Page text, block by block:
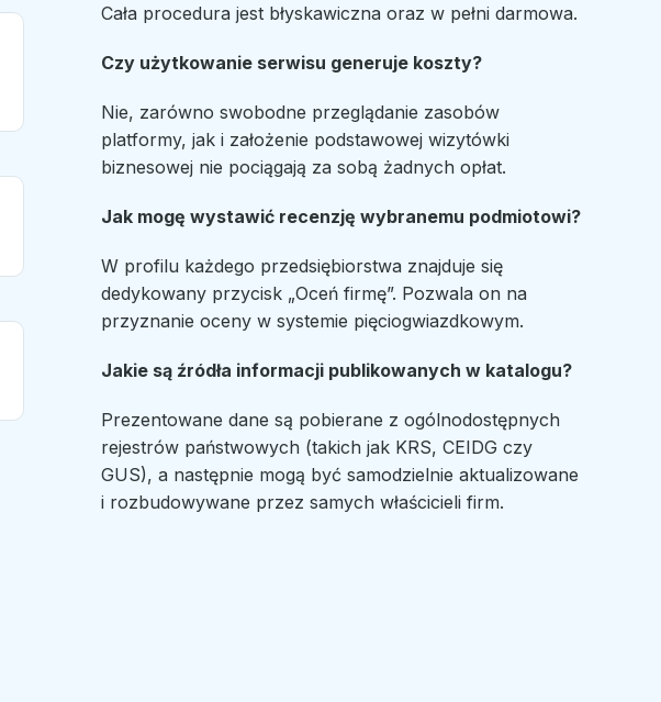
Cała procedura jest błyskawiczna oraz w pełni darmowa.
Czy użytkowanie serwisu generuje koszty?
Nie, zarówno swobodne przeglądanie zasobów
platformy, jak i założenie podstawowej wizytówki
biznesowej nie pociągają za sobą żadnych opłat.
Jak mogę wystawić recenzję wybranemu podmiotowi?
W profilu każdego przedsiębiorstwa znajduje się
dedykowany przycisk „Oceń firmę”. Pozwala on na
przyznanie oceny w systemie pięciogwiazdkowym.
Jakie są źródła informacji publikowanych w katalogu?
Prezentowane dane są pobierane z ogólnodostępnych
rejestrów państwowych (takich jak KRS, CEIDG czy
GUS), a następnie mogą być samodzielnie aktualizowane
i rozbudowywane przez samych właścicieli firm.